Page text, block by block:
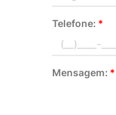
Telefone: *
Mensagem: *